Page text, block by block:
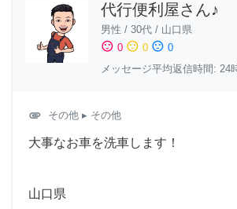
代行便利屋さん♪
男性 / 30代 / 山口県
sentiment_satisfied 0 sentiment_neutral 0 sentiment_dissatisfied 0
メッセージ平均返信時間: 24
attachment その他 ▸ その他
大事なお車を洗車します！
山口県